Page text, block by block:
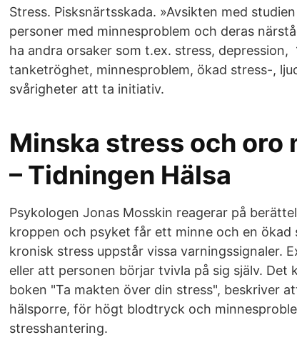
Stress. Pisksnärtsskada. »Avsikten med
personer med minnesproblem och deras
ha andra orsaker som t.ex. stress,
tanketröghet, minnesproblem, ökad stress-,
svårigheter att ta initiativ.
Minska stress och oro
– Tidningen Hälsa
Psykologen Jonas Mosskin reagerar på
kroppen och psyket får ett minne och en
kronisk stress uppstår vissa varningssignaler.
eller att personen börjar tvivla på sig själv.
boken "Ta makten över din stress", beskriver
hälsporre, för högt blodtryck och
stresshantering.